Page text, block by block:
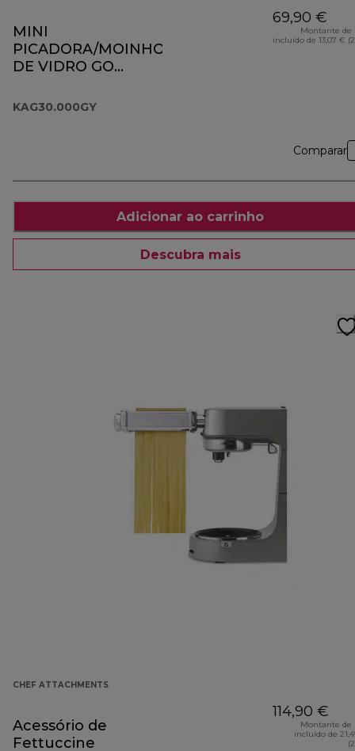
MINI
PICADORA/MOINHO
DE VIDRO GO
KAG30.000GY
KAG30.000GY
69,90 €
Montante de
incluído de 13,07 €
Comparar
Adicionar ao carrinho
Descubra mais
CHEF ATTACHMENTS
Acessório de
Fettuccine
114,90 €
Montante de
incluído de